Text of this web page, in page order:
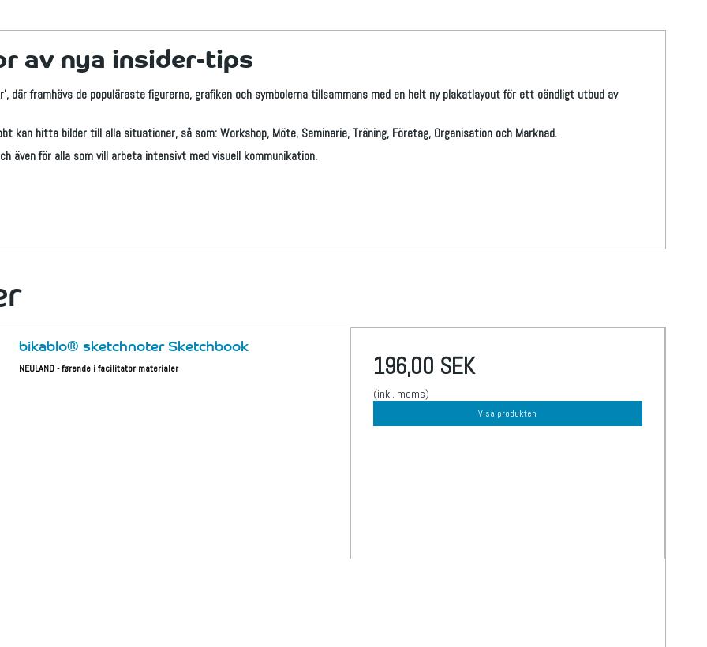
av nya insider-tips
framhävs de populäraste figurerna, grafiken och symbolerna tillsammans med en helt ny plakatlayout för ett oändligt utbud av
kan hitta bilder till alla situationer, så som: Workshop, Möte, Seminarie, Träning, Företag, Organisation och Marknad.
för alla som vill arbeta intensivt med visuell kommunikation.
bikablo® sketchnoter Sketchbook
NEULAND - førende i facilitator materialer 196,00 SEK
(inkl. moms)
Visa produkten